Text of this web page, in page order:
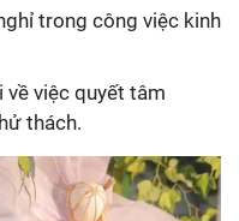
trong công việc kinh
về việc quyết tâm
thách.